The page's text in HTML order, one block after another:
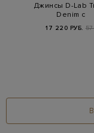
Джинсы D-Lab
Denim с
окрашиван…
17 220 РУБ. 57